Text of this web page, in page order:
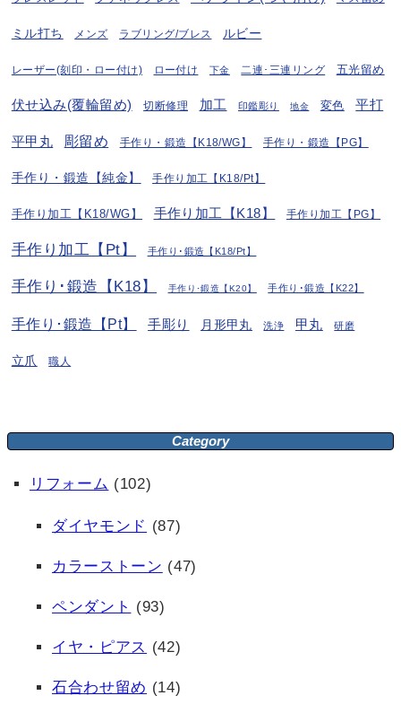
ミル打ち メンズ ラブリング/ブレス ルビー
レーザー(刻印・ロー付け) ロー付け 下金 二連･三連リング 五光留め
伏せ込み(覆輪留め) 切断修理 加工 印鑑彫り 地金 変色 平打
平甲丸 彫留め 手作り・鍛造【K18/WG】 手作り・鍛造【PG】
手作り・鍛造【純金】 手作り加工【K18/Pt】
手作り加工【K18/WG】 手作り加工【K18】 手作り加工【PG】
手作り加工【Pt】 手作り･鍛造【K18/Pt】
手作り･鍛造【K18】 手作り･鍛造【K20】 手作り･鍛造【K22】
手作り･鍛造【Pt】 手彫り 月形甲丸 洗浄 甲丸 研磨
立爪 職人
Category
リフォーム (102)
ダイヤモンド (87)
カラーストーン (47)
ペンダント (93)
イヤ・ピアス (42)
石合わせ留め (14)